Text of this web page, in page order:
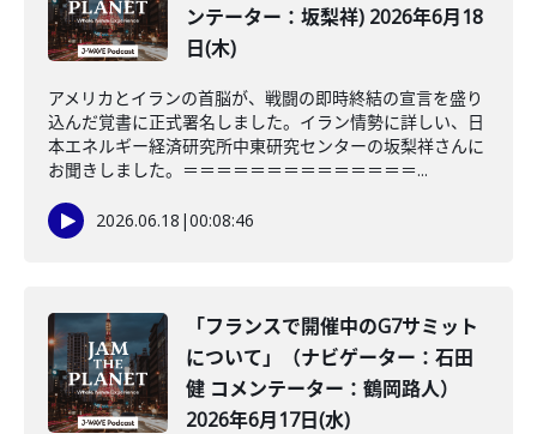
ンテーター：坂梨祥) 2026年6月18
日(木)
アメリカとイランの首脳が、戦闘の即時終結の宣言を盛り
込んだ覚書に正式署名しました。イラン情勢に詳しい、日
本エネルギー経済研究所中東研究センターの坂梨祥さんに
お聞きしました。＝＝＝＝＝＝＝＝＝＝＝＝＝＝...
2026.06.18 |00:08:46
「フランスで開催中のG7サミット
について」（ナビゲーター：石田
健 コメンテーター：鶴岡路人）
2026年6月17日(水)